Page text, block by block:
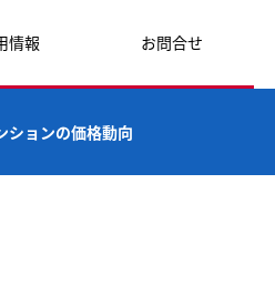
情報 お問合せ
ションの価格動向